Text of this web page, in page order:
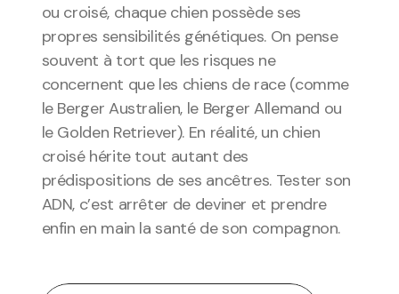
ou croisé, chaque chien possède ses
propres sensibilités génétiques. On pense
souvent à tort que les risques ne
concernent que les chiens de race (comme
le Berger Australien, le Berger Allemand ou
le Golden Retriever). En réalité, un chien
croisé hérite tout autant des
prédispositions de ses ancêtres. Tester son
ADN, c’est arrêter de deviner et prendre
enfin en main la santé de son compagnon.